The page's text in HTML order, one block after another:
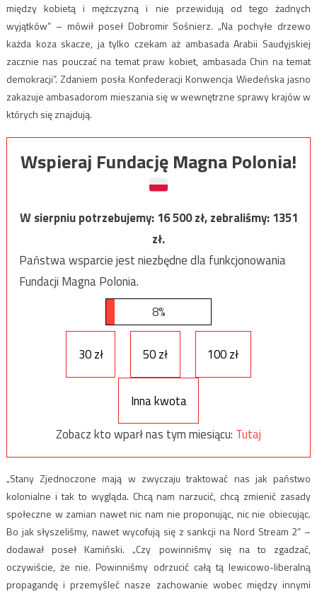
między kobietą i mężczyzną i nie przewidują od tego żadnych
wyjątków” – mówił poseł Dobromir Sośnierz. „Na pochyłe drzewo
każda koza skacze, ja tylko czekam aż ambasada Arabii Saudyjskiej
zacznie nas pouczać na temat praw kobiet, ambasada Chin na temat
demokracji”. Zdaniem posła Konfederacji Konwencja Wiedeńska jasno
zakazuje ambasadorom mieszania się w wewnętrzne sprawy krajów w
których się znajdują.
Wspieraj Fundację Magna Polonia!
W sierpniu potrzebujemy:16 500zł, zebraliśmy:1351
zł.
Państwa wsparcie jest niezbędne dla funkcjonowania
Fundacji Magna Polonia.
8%
30 zł 50 zł 100 zł
Inna kwota
Zobacz kto wparł nas tym miesiącu: Tutaj
„Stany Zjednoczone mają w zwyczaju traktować nas jak państwo
kolonialne i tak to wygląda. Chcą nam narzucić, chcą zmienić zasady
społeczne w zamian nawet nic nam nie proponując, nic nie obiecując.
Bo jak słyszeliśmy, nawet wycofują się z sankcji na Nord Stream 2” –
dodawał poseł Kamiński. „Czy powinniśmy się na to zgadzać,
oczywiście, że nie. Powinniśmy odrzucić całą tą lewicowo-liberalną
propagandę i przemyśleć nasze zachowanie wobec między innymi